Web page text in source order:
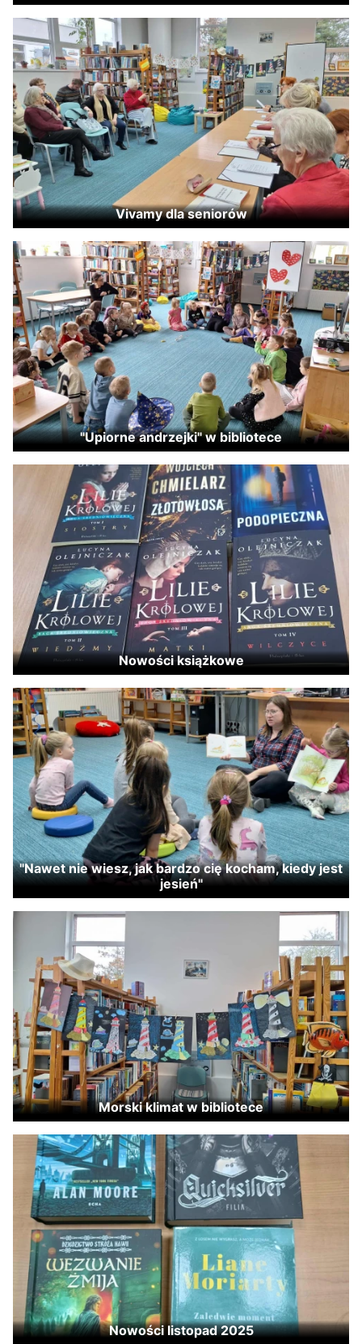
Vivamy dla seniorów
"Upiorne andrzejki" w bibliotece
Nowości książkowe
"Nawet nie wiesz, jak bardzo cię kocham, kiedy jest
jesień"
Morski klimat w bibliotece
Nowości listopad 2025